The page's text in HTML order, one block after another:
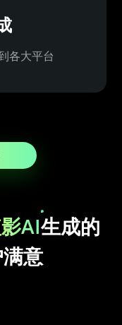
各大平台
AI生成的
意